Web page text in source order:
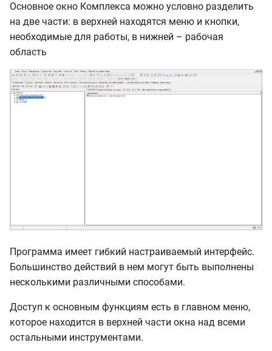
Экспорт объекта во
внутреннем формате
внутреннем формате
Экспорт объекта в
пересчета смет в
другую базу
параметров пересчета
Настройка
Основное окно Комплекса можно условно разделить
на две части: в верхней находятся меню и кнопки,
необходимые для работы, в нижней – рабочая
область
Программа имеет гибкий настраиваемый интерфейс.
Большинство действий в нем могут быть выполнены
несколькими различными способами.
Доступ к основным функциям есть в главном меню,
которое находится в верхней части окна над всеми
остальными инструментами.